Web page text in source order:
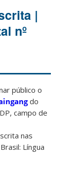
|
nº
público o
do
campo de
nas
Língua